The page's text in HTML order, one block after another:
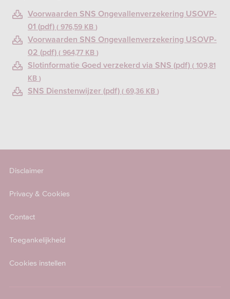
Voorwaarden SNS Ongevallenverzekering USOVP-
01 (pdf)
976,59 KB
Voorwaarden SNS Ongevallenverzekering USOVP-
02 (pdf)
964,77 KB
Slotinformatie Goed verzekerd via SNS (pdf)
109,81
KB
SNS Dienstenwijzer (pdf) 69,36 KB
Disclaimer
Privacy & Cookies
Contact
Toegankelijkheid
Cookies instellen